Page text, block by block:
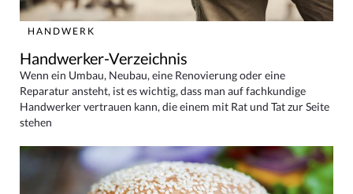
HANDWERK
Handwerker-Verzeichnis
Wenn ein Umbau, Neubau, eine Renovierung oder eine
Reparatur ansteht, ist es wichtig, dass man auf fachkundige
Handwerker vertrauen kann, die einem mit Rat und Tat zur Seite
stehen